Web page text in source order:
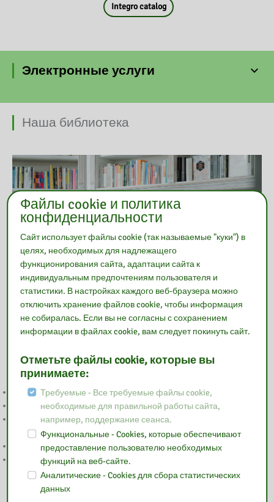
Integro catalog
Электронные услуги
Наша библиотека
Читать дальше
GŁOSOWANIE BOM
NA RATUNEK EMOCJOM
WYNIKI KONKURSU «POP-UP — ILUSTRACJA W TRZECH
WYMIARACH»
PODSUMOWANIE TYGODNIA BIBLIOTEK
ZAPROSZENIE NA TYDZIEŃ BIBLIOTEK
Файлы cookie и политика
конфиденциальности
Сайт использует файлы cookie (так называемые "куки") в
целях, необходимых для надлежащего
функционирования сайта, адаптации сайта к
индивидуальным предпочтениям пользователя и
статистики. В настройках каждого веб-браузера можно
отключить хранение файлов cookie, чтобы информация
не собиралась. Если вы не согласны с сохранением
информации в файлах cookie, вам следует покинуть сайт.
Отметьте файлы cookie, которые вы
принимаете:
Требуемые - Все требуемые файлы cookie,
необходимые для правильной работы сайта,
например, поддержание сеанса.
Функциональные - Cookies, которые обеспечивают
предоставление пользователю необходимых
функций на веб-сайте.
Аналитические - Cookies для сбора статистических
данных